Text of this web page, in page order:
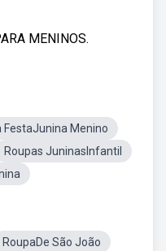
MENINOS.
FestaJunina Menino
Roupas JuninasInfantil
RoupaDe São João